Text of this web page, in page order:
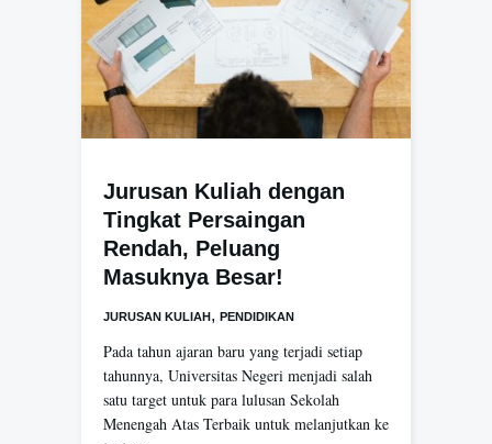
Jurusan Kuliah dengan
Tingkat Persaingan
Rendah, Peluang
Masuknya Besar!
JURUSAN KULIAH, PENDIDIKAN
Pada tahun ajaran baru yang terjadi setiap
tahunnya, Universitas Negeri menjadi salah
satu target untuk para lulusan Sekolah
Menengah Atas Terbaik untuk melanjutkan ke